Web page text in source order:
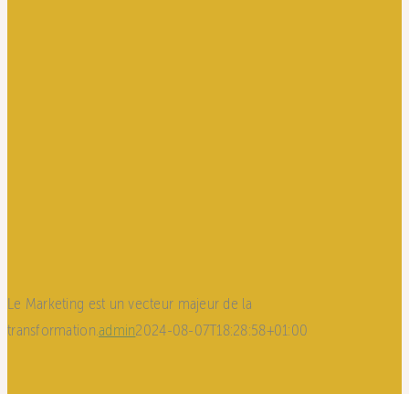
Le Marketing est un vecteur majeur de la
transformation.admin2024-08-07T18:28:58+01:00